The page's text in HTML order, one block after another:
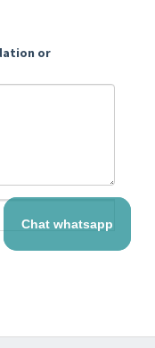
or
Chat whatsapp